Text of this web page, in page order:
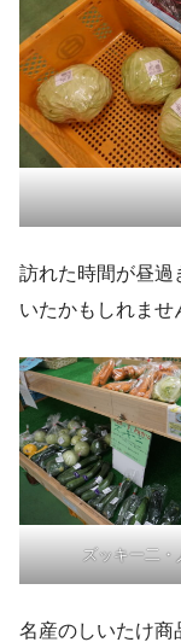
訪れた時間が昼過
いたかもしれませ
ズッキー二・
名産のしいたけ商